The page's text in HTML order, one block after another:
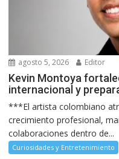
agosto 5, 2026 Editor
Kevin Montoya
internacional y
***El artista colombiano
crecimiento profesional,
colaboraciones dentro de...
Curiosidades y Entretenimiento